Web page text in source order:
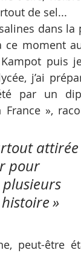
de sel...
dans la
ce moment
Kampot puis
j’ai
par un
»,
attirée
pour
»
peut-être